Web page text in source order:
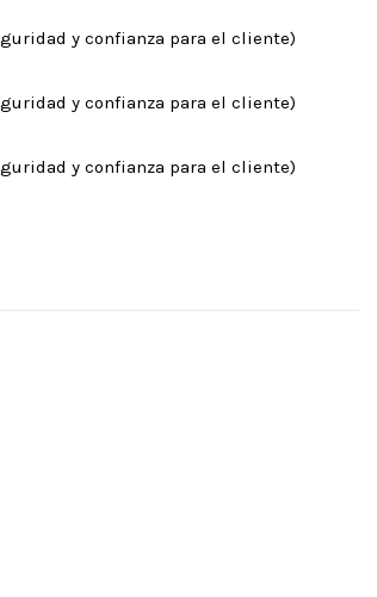
y confianza para el cliente)
y confianza para el cliente)
y confianza para el cliente)